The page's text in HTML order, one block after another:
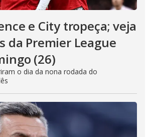
e City tropeça; veja
da Premier League
(26)
o dia da nona rodada do